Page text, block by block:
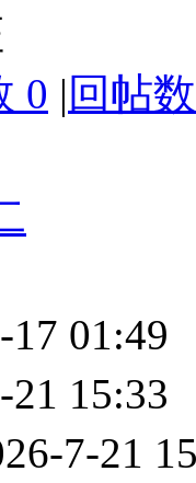
0 | 回帖
17 01:49
21 15:33
7-21